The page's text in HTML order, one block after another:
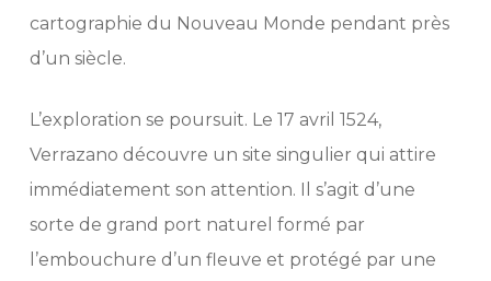
cartographie du Nouveau Monde pendant près
d’un siècle.
L’exploration se poursuit. Le 17 avril 1524,
Verrazano découvre un site singulier qui attire
immédiatement son attention. Il s’agit d’une
sorte de grand port naturel formé par
l’embouchure d’un fleuve et protégé par une